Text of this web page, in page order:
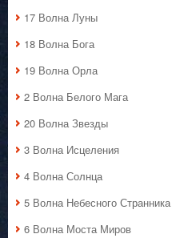
17 Волна Луны
18 Волна Бога
19 Волна Орла
2 Волна Белого Мага
20 Волна Звезды
3 Волна Исцеления
4 Волна Солнца
5 Волна Небесного Странника
6 Волна Моста Миров